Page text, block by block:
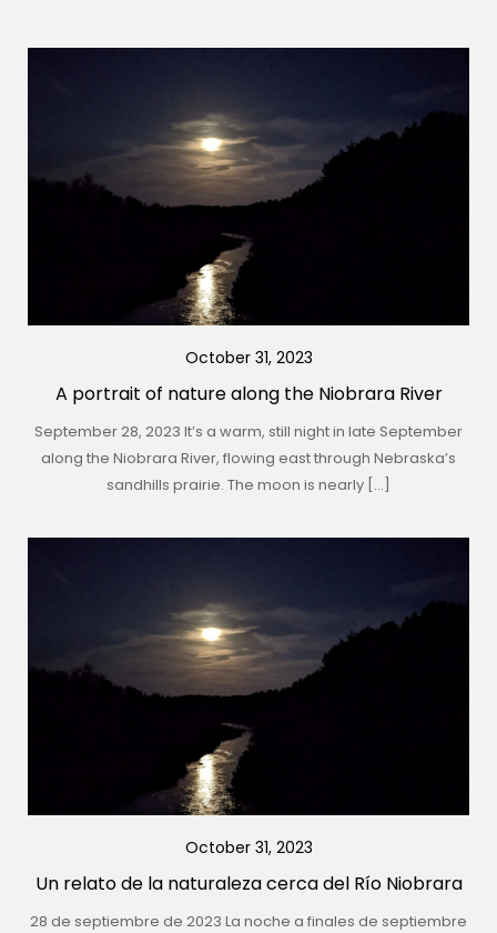
October 31, 2023
A portrait of nature along the Niobrara River
September 28, 2023 It’s a warm, still night in late September
along the Niobrara River, flowing east through Nebraska’s
sandhills prairie. The moon is nearly […]
October 31, 2023
Un relato de la naturaleza cerca del Río Niobrara
28 de septiembre de 2023 La noche a finales de septiembre